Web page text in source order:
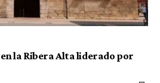
en la Ribera Alta liderado por